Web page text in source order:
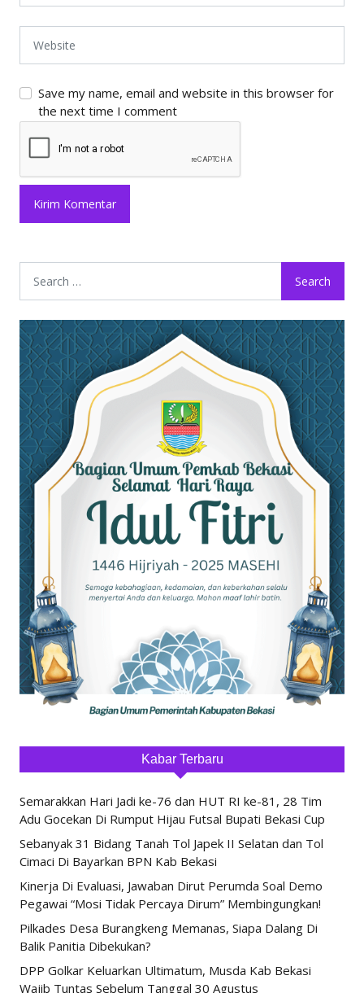
Save my name, email and website in this browser for
the next time I comment
Kabar Terbaru
Semarakkan Hari Jadi ke-76 dan HUT RI ke-81, 28 Tim
Adu Gocekan Di Rumput Hijau Futsal Bupati Bekasi Cup
Sebanyak 31 Bidang Tanah Tol Japek II Selatan dan Tol
Cimaci Di Bayarkan BPN Kab Bekasi
Kinerja Di Evaluasi, Jawaban Dirut Perumda Soal Demo
Pegawai “Mosi Tidak Percaya Dirum” Membingungkan!
Pilkades Desa Burangkeng Memanas, Siapa Dalang Di
Balik Panitia Dibekukan?
DPP Golkar Keluarkan Ultimatum, Musda Kab Bekasi
Wajib Tuntas Sebelum Tanggal 30 Agustus